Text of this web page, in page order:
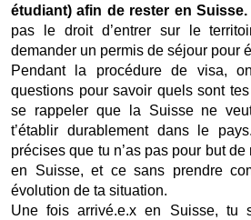
étudiant) afin de rester en
pas le droit d’entrer sur le
demander un permis de séjour pour
Pendant la procédure de visa,
questions pour savoir quels sont
se rappeler que la Suisse ne
t’établir durablement dans le
précises que tu n’as pas pour but
en Suisse, et ce sans prendre
évolution de ta situation.
Une fois arrivé.e.x en Suisse, tu